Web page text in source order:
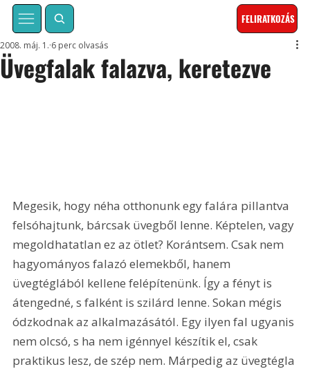
FELIRATKOZÁS
Üvegfalak falazva, keretezve
2008. máj. 1. 6 perc olvasás
Megesik, hogy néha otthonunk egy falára pillantva
felsóhajtunk, bárcsak üvegből lenne. Képtelen, vagy
megoldhatatlan ez az ötlet? Korántsem. Csak nem
hagyományos falazó elemekből, hanem
üvegtéglából kellene felépítenünk. Így a fényt is
átengedné, s falként is szilárd lenne. Sokan mégis
ódzkodnak az alkalmazásától. Egy ilyen fal ugyanis
nem olcsó, s ha nem igénnyel készítik el, csak
praktikus lesz, de szép nem. Márpedig az üvegtégla